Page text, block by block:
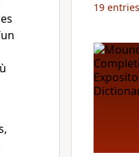
19 entries